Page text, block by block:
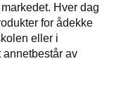
Hver dag
for ådekke
eller i
annetbestår av